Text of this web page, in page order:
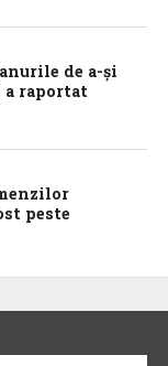
de a-și
a raportat
peste